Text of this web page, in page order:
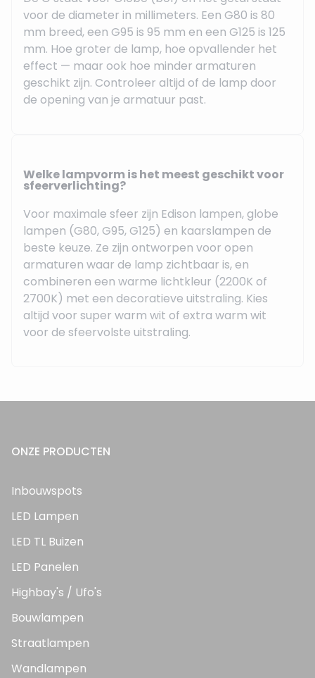
voor de diameter in millimeters. Een G80 is 80
mm breed, een G95 is 95 mm en een G125 is 125
mm. Hoe groter de lamp, hoe opvallender het
effect — maar ook hoe minder armaturen
geschikt zijn. Controleer altijd of de lamp door
de opening van je armatuur past.
Welke lampvorm is het meest geschikt voor
sfeerverlichting?
Voor maximale sfeer zijn Edison lampen, globe
lampen (G80, G95, G125) en kaarslampen de
beste keuze. Ze zijn ontworpen voor open
armaturen waar de lamp zichtbaar is, en
combineren een warme lichtkleur (2200K of
2700K) met een decoratieve uitstraling. Kies
altijd voor super warm wit of extra warm wit
voor de sfeervolste uitstraling.
ONZE PRODUCTEN
Inbouwspots
LED Lampen
LED TL Buizen
LED Panelen
Highbay's / Ufo's
Bouwlampen
Straatlampen
Wandlampen